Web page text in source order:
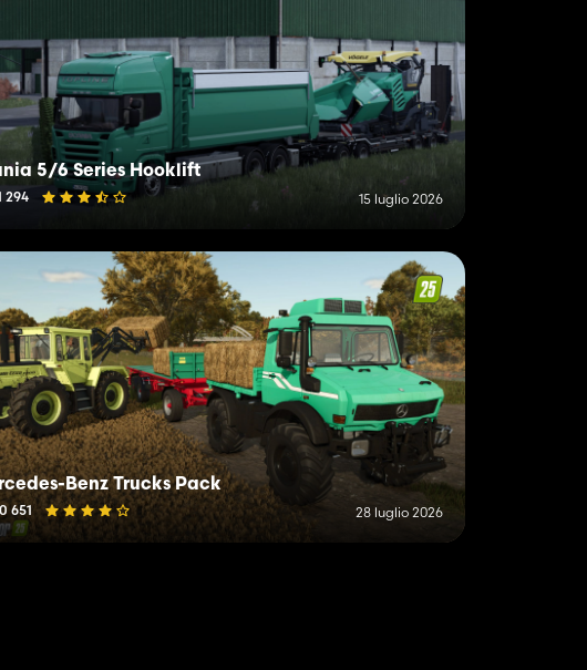
5/6 Series Hooklift
294 15 luglio 2026
Benz Trucks Pack
651 28 luglio 2026